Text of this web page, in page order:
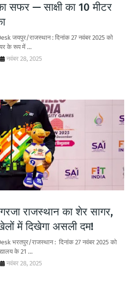
सफर — साक्षी का 10 मीटर
जयपुर/राजस्थान : दिनांक 27 नवंबर 2025 को
के रूप में …
नवंबर 28, 2025
राजस्थान का शेर सागर,
में दिखेगा असली दम!
भरतपुर/राजस्थान : दिनांक 27 नवंबर 2025 को
के 21 …
नवंबर 28, 2025